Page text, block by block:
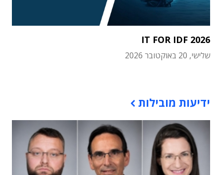
IT FOR IDF 2026
שלישי, 20 באוקטובר 2026
ידיעות מובילות